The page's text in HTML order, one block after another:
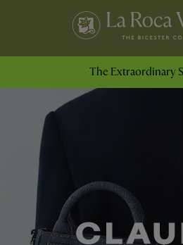
The Extraordinary